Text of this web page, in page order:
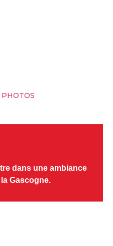
dans une ambiance
Gascogne.